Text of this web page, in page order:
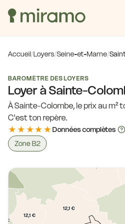
Accueil/Loyers/Seine-et-Marne/
BAROMÈTRE DES LOYERS
Loyer à Sainte-
À Sainte-Colombe, le prix au m²
C'est ton repère.
★★★★★Données complètes
Zone B2
13,6 €
12,1 €
12,4 €
€
12,1 €